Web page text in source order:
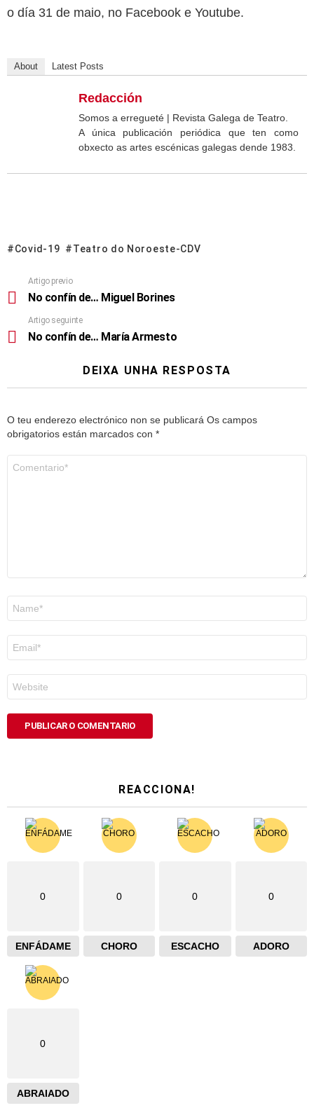
o día 31 de maio, no Facebook e Youtube.
About Latest Posts
Redacción
Somos a erregueté | Revista Galega de Teatro.
A única publicación periódica que ten como
obxecto as artes escénicas galegas dende 1983.
Covid-19 Teatro do Noroeste-CDV
Artigo previo
No confín de… Miguel Borines
Artigo seguinte
No confín de… María Armesto
DEIXA UNHA RESPOSTA
O teu enderezo electrónico non se publicará Os campos
obrigatorios están marcados con *
electrónico
*
REACCIONA!
0
ENFÁDAME
0
CHORO
0
ESCACHO
0
ADORO
0
ABRAIADO